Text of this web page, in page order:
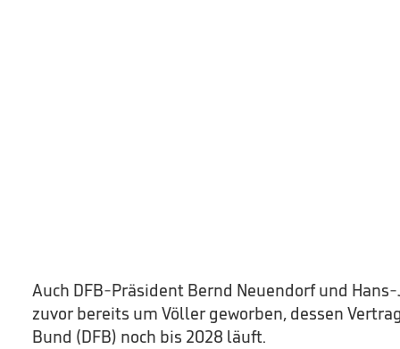
Auch DFB-Präsident Bernd Neuendorf und
zuvor bereits um Völler geworben, dessen
Bund (DFB) noch bis 2028 läuft.